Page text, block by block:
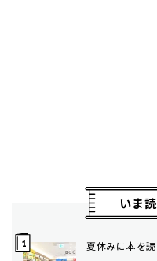
いま
夏休みに本を